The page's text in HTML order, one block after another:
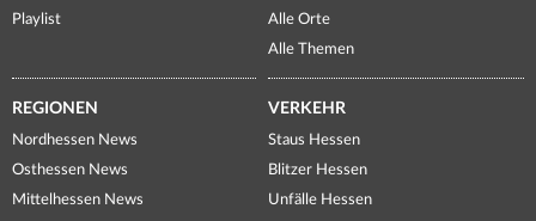
Playlist
Alle Orte
Alle Themen
REGIONEN
Nordhessen News
Osthessen News
Mittelhessen News
VERKEHR
Staus Hessen
Blitzer Hessen
Unfälle Hessen